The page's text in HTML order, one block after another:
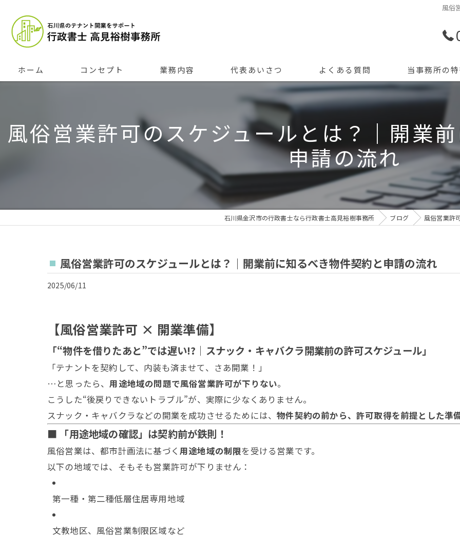
風俗
ホーム コンセプト 業務内容 代表あいさつ よくある質問 当事務所の
許認可申請
創業支援
開業
資金調達
会計記帳
風俗営業許可のスケジュールとは？｜開業
申請の流れ
石川県金沢市の行政書士なら行政書士高見裕樹事務所 ブログ 風俗営業許
風俗営業許可のスケジュールとは？｜開業前に知るべき物件契約と申請の流れ
2025/06/11
【風俗営業許可 × 開業準備】
「“物件を借りたあと”では遅い!?｜スナック・キャバクラ開業前の許可スケジュール」
「テナントを契約して、内装も済ませて、さあ開業！」
…と思ったら、用途地域の問題で風俗営業許可が下りない。
こうした“後戻りできないトラブル”が、実際に少なくありません。
スナック・キャバクラなどの開業を成功させるためには、物件契約の前から、許可取得を前提とした準
■ 「用途地域の確認」は契約前が鉄則！
風俗営業は、都市計画法に基づく 用途地域の制限を受ける営業です。
以下の地域では、そもそも営業許可が下りません：
第一種・第二種低層住居専用地域
文教地区、風俗営業制限区域など